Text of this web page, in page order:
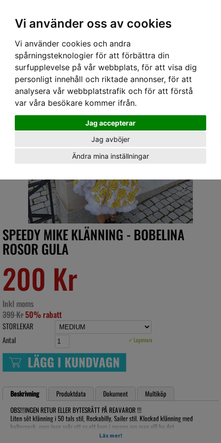
Vi använder oss av cookies
Vi använder cookies och andra
spårningsteknologier för att förbättra din
surfupplevelse på vår webbplats, för att visa dig
personligt innehåll och riktade annonser, för att
analysera vår webbplatstrafik och för att förstå
var våra besökare kommer ifrån.
Jag accepterar
Jag avböjer
Ändra mina inställningar
Hem› DAM›KLÄNNINGAR› SPEEDY MIKE KLÄNNING - BOBELINA ROSOR GULA
SPEEDY MIKE KLÄNNING - BOBELINA
ROSOR GULA
200 Kr
Inkl moms
399 Kr50% rabatt
STORLEKAR
Antal
✓ Lagervara
Beskrivning Produktdata Dokument
Multiköp
OBS!!!INGEN RETUR ELLER BYTESRÄTT PÅ REAVAROR !!!
Liten söt klänning i 50 tals stil, Rockabilly, Sailer stil. Klockad klänning med
halterneck, men inge svår att sy ett kors i ryggen om man vill ha det
Med stort resår parti i ryggen, underkjolen & bälte ingår ej!
Läs mer!